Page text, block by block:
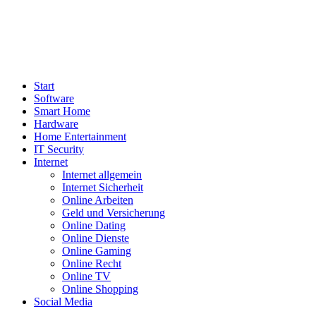
Start
Software
Smart Home
Hardware
Home Entertainment
IT Security
Internet
Internet allgemein
Internet Sicherheit
Online Arbeiten
Geld und Versicherung
Online Dating
Online Dienste
Online Gaming
Online Recht
Online TV
Online Shopping
Social Media